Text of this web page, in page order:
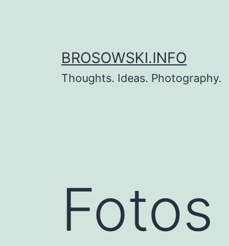
BROSOWSKI.INFO
Thoughts. Ideas. Photography.